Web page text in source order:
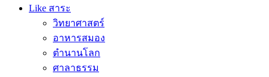
Like สาระ
วิทยาศาสตร์
อาหารสมอง
ตำนานโลก
ศาลาธรรม